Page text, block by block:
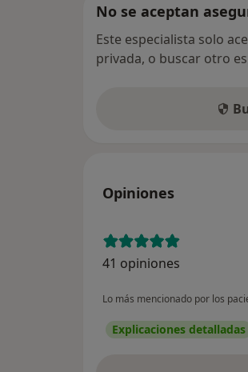
No se aceptan
Este especialista solo
privada, o buscar otro
Opiniones
41 opiniones
Lo más mencionado por los
Explicaciones detalladas